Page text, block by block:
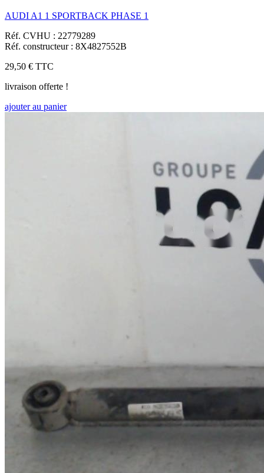
AUDI A1 1 SPORTBACK PHASE 1
Réf. CVHU : 22779289
Réf. constructeur : 8X4827552B
29,50 € TTC
livraison offerte !
ajouter au panier